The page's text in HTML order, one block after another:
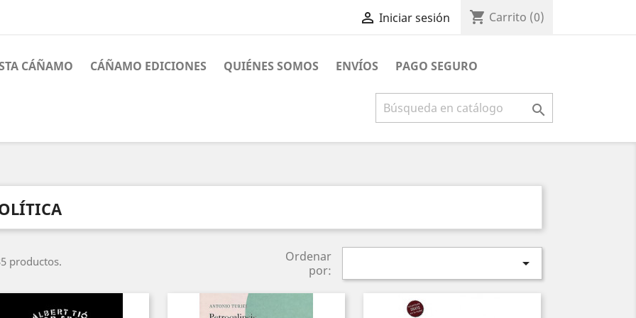
 Iniciar sesión shopping_cart Carrito (0)
CÁÑAMO CÁÑAMO EDICIONES QUIÉNES SOMOS ENVÍOS PAGO SEGURO

productos.
Ordenar
por:
